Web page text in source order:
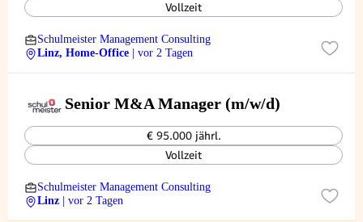
Vollzeit
Schulmeister Management Consulting
Linz, Home-Office
| vor 2 Tagen
Senior M&A Manager (m/w/d)
€ 95.000 jährl.
Vollzeit
Schulmeister Management Consulting
Linz
| vor 2 Tagen